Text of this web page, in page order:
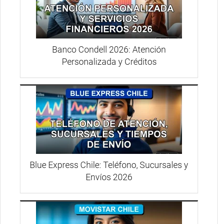
Banco Condell 2026: Atención
Personalizada y Créditos
Blue Express Chile: Teléfono, Sucursales y
Envíos 2026